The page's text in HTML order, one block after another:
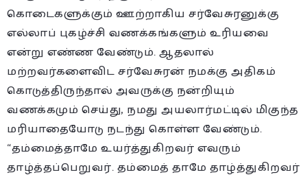
கொடைகளுக்கும் ஊற்றாகிய சர்வேசுரனுக்கு
எல்லாப் புகழ்ச்சி வணக்கங்களும் உரியவை
என்று எண்ண வேண்டும். ஆதலால்
மற்றவர்களைவிட சர்வேசுரன் நமக்கு அதிகம்
கொடுத்திருந்தால் அவருக்கு நன்றியும்
வணக்கமும் செய்து, நமது அயலார்மட்டில் மிகுந்த
மரியாதையோடு நடந்து கொள்ள வேண்டும்.
“தம்மைத்தாமே உயர்த்துகிறவர் எவரும்
தாழ்த்தப்பெறுவர். தம்மைத் தாமே தாழ்த்துகிறவர்